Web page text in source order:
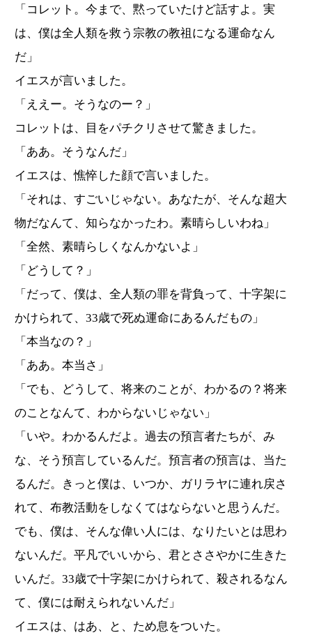
「コレット。今まで、黙っていたけど話すよ。実
は、僕は全人類を救う宗教の教祖になる運命なん
だ」
イエスが言いました。
「ええー。そうなのー？」
コレットは、目をパチクリさせて驚きました。
「ああ。そうなんだ」
イエスは、憔悴した顔で言いました。
「それは、すごいじゃない。あなたが、そんな超大
物だなんて、知らなかったわ。素晴らしいわね」
「全然、素晴らしくなんかないよ」
「どうして？」
「だって、僕は、全人類の罪を背負って、十字架に
かけられて、33歳で死ぬ運命にあるんだもの」
「本当なの？」
「ああ。本当さ」
「でも、どうして、将来のことが、わかるの？将来
のことなんて、わからないじゃない」
「いや。わかるんだよ。過去の預言者たちが、み
な、そう預言しているんだ。預言者の預言は、当た
るんだ。きっと僕は、いつか、ガリラヤに連れ戻さ
れて、布教活動をしなくてはならないと思うんだ。
でも、僕は、そんな偉い人には、なりたいとは思わ
ないんだ。平凡でいいから、君とささやかに生きた
いんだ。33歳で十字架にかけられて、殺されるなん
て、僕には耐えられないんだ」
イエスは、はあ、と、ため息をついた。